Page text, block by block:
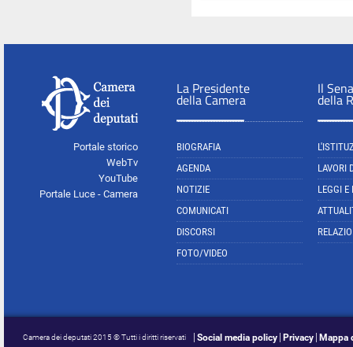
Portale storico
WebTv
YouTube
Portale Luce - Camera
La Presidente
della Camera
BIOGRAFIA
AGENDA
NOTIZIE
COMUNICATI
DISCORSI
FOTO/VIDEO
Il
della
LAVORI
LEGGI E
Camera dei deputati 2015 © Tutti i diritti riservati Social media policy Privacy Mappa